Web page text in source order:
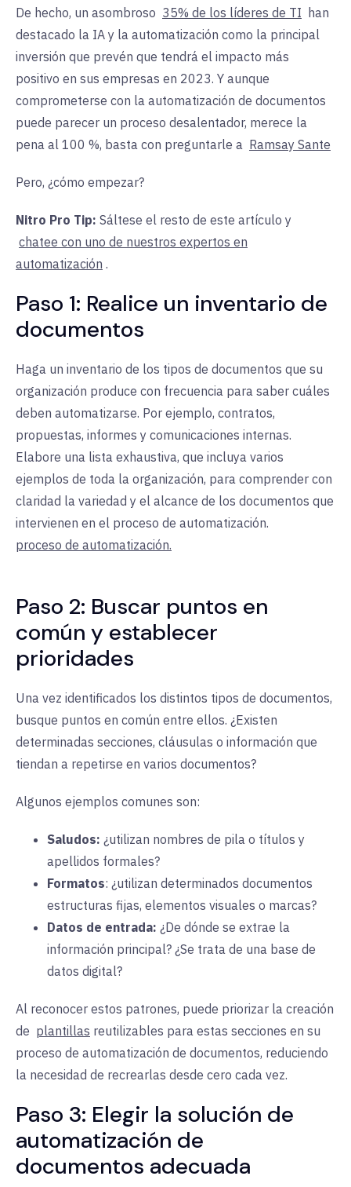
De hecho, un asombroso 35% de los líderes de TI han
destacado la IA y la automatización como la principal
inversión que prevén que tendrá el impacto más
positivo en sus empresas en 2023. Y aunque
comprometerse con la automatización de documentos
puede parecer un proceso desalentador, merece la
pena al 100 %, basta con preguntarle a Ramsay Sante
Pero, ¿cómo empezar?
Nitro Pro Tip: Sáltese el resto de este artículo y
chatee con uno de nuestros expertos en
automatización .
Paso 1: Realice un inventario de
documentos
Haga un inventario de los tipos de documentos que su
organización produce con frecuencia para saber cuáles
deben automatizarse. Por ejemplo, contratos,
propuestas, informes y comunicaciones internas.
Elabore una lista exhaustiva, que incluya varios
ejemplos de toda la organización, para comprender con
claridad la variedad y el alcance de los documentos que
intervienen en el proceso de automatización.
proceso de automatización.
Paso 2: Buscar puntos en
común y establecer
prioridades
Una vez identificados los distintos tipos de documentos,
busque puntos en común entre ellos. ¿Existen
determinadas secciones, cláusulas o información que
tiendan a repetirse en varios documentos?
Algunos ejemplos comunes son:
Saludos: ¿utilizan nombres de pila o títulos y
apellidos formales?
Formatos: ¿utilizan determinados documentos
estructuras fijas, elementos visuales o marcas?
Datos de entrada: ¿De dónde se extrae la
información principal? ¿Se trata de una base de
datos digital?
Al reconocer estos patrones, puede priorizar la creación
de plantillas reutilizables para estas secciones en su
proceso de automatización de documentos, reduciendo
la necesidad de recrearlas desde cero cada vez.
Paso 3: Elegir la solución de
automatización de
documentos adecuada